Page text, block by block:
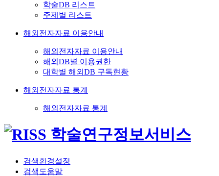
학술DB 리스트
주제별 리스트
해외전자자료 이용안내
해외전자자료 이용안내
해외DB별 이용권한
대학별 해외DB 구독현황
해외전자자료 통계
해외전자자료 통계
검색환경설정
검색도움말